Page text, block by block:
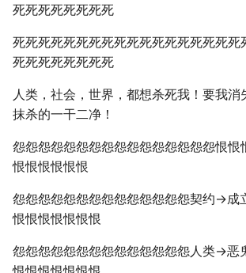
死死死死死死死死
死死死死死死死死死死死死死死死死死死
死死死死死死死死
人类，社会，世界，都想杀死我！要我消
抹杀的一干二净！
怨怨怨怨怨怨怨怨怨怨怨怨怨怨怨怨恨恨
恨恨恨恨恨恨
怨怨怨怨怨怨怨怨怨怨怨怨怨怨契约→成
恨恨恨恨恨恨恨
怨怨怨怨怨怨怨怨怨怨怨怨怨怨人类→恶